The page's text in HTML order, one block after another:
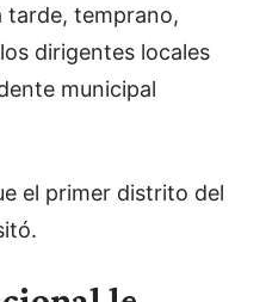
tarde, temprano,
dirigentes locales
municipal
el primer distrito del